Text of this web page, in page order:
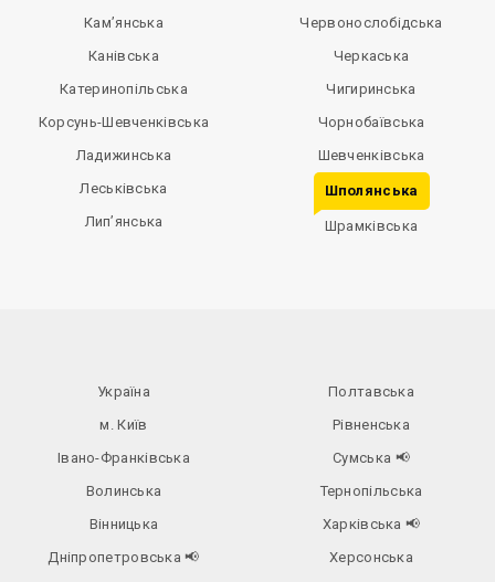
Кам’янська
Канівська
Катеринопільська
Корсунь-Шевченківська
Ладижинська
Леськівська
Лип’янська
Червонослобідська
Черкаська
Чигиринська
Чорнобаївська
Шевченківська
Шполянська
Шрамківська
Україна
м. Київ
Івано-Франківська
Волинська
Вінницька
Дніпропетровська📢
Полтавська
Рівненська
Сумська 📢
Тернопільська
Харківська 📢
Херсонська